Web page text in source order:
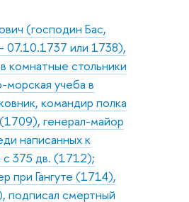
(господин Бас,
07.10.1737 или 1738),
комнатные стольники
учеба в
командир полка
генерал-майор
написанных к
с 375 дв. (1712);
при Гангуте (1714),
подписал смертный